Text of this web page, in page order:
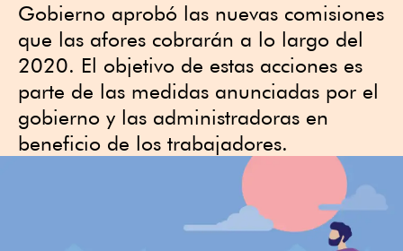
Gobierno aprobó las nuevas comisiones
que las afores cobrarán a lo largo del
2020. El objetivo de estas acciones es
parte de las medidas anunciadas por el
gobierno y las administradoras en
beneficio de los trabajadores.